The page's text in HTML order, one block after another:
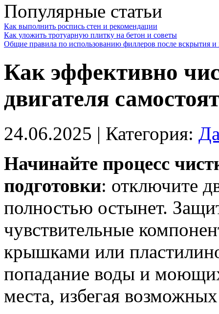
Популярные статьи
Как выполнить роспись стен и рекомендации
Как уложить тротуарную плитку на бетон и советы
Общие правила по использованию филлеров после вскрытия и
Как эффективно
двигателя
24.06.2025 | Категория:
Начинайте процесс
подготовки: отключите
полностью остынет.
чувствительные
крышками или
попадание воды и
места, избегая